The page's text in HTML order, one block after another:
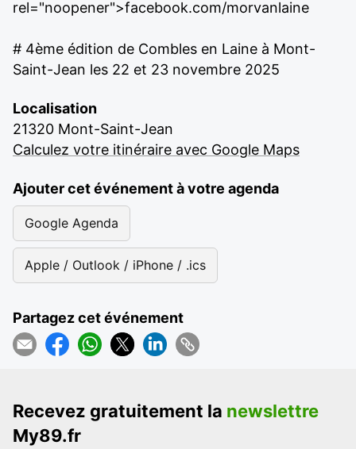
rel="noopener">facebook.com/morvanlaine
# 4ème édition de Combles en Laine à Mont-
Saint-Jean les 22 et 23 novembre 2025
Localisation
21320 Mont-Saint-Jean
Calculez votre itinéraire avec Google Maps
Ajouter cet événement à votre agenda
Google Agenda
Apple / Outlook / iPhone / .ics
Partagez cet événement
Recevez gratuitement la newslettre
My89.fr